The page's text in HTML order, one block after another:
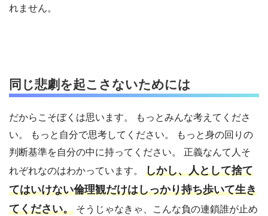
れません。
同じ悲劇を起こさないためには
だからこそぼくは思います。 もっとみんな考えてくださ
い。 もっと自分で思考してください。 もっと身の回りの
判断基準を自分の中に持ってください。 正義なんて人そ
れぞれなのはわかっています。 しかし、人として捨て
てはいけない倫理観だけはしっかり持ち歩いて生き
てください。 そうじゃなきゃ、こんな負の連鎖誰が止め